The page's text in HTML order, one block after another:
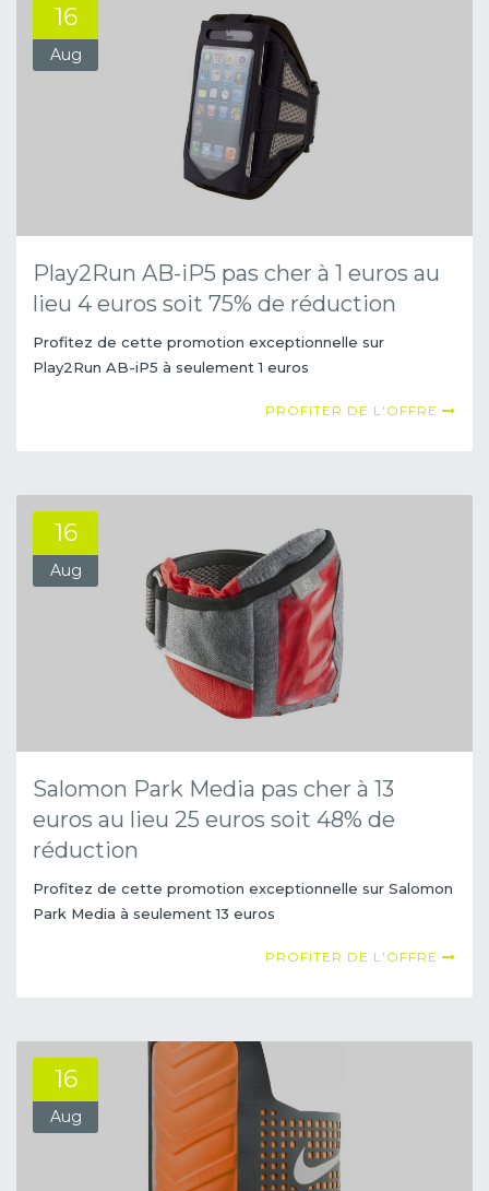
16
Aug
Play2Run AB-iP5 pas cher à 1 euros au
lieu 4 euros soit 75% de réduction
Profitez de cette promotion exceptionnelle sur
Play2Run AB-iP5 à seulement 1 euros
PROFITER DE L'OFFRE
16
Aug
Salomon Park Media pas cher à 13
euros au lieu 25 euros soit 48% de
réduction
Profitez de cette promotion exceptionnelle sur Salomon
Park Media à seulement 13 euros
PROFITER DE L'OFFRE
16
Aug